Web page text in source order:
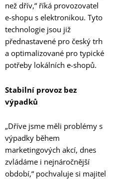
než dřív,“ říká provozovatel
e-shopu s elektronikou. Tyto
technologie jsou již
přednastavené pro český trh
a optimalizované pro typické
potřeby lokálních e-shopů.
Stabilní provoz bez
výpadků
„Dříve jsme měli problémy s
výpadky během
marketingových akcí, dnes
zvládáme i nejnáročnější
období,“ pochvaluje si majitel